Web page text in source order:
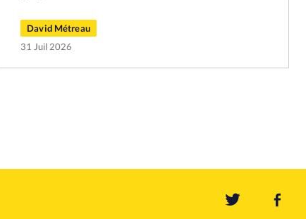
David Métreau
31 Juil 2026